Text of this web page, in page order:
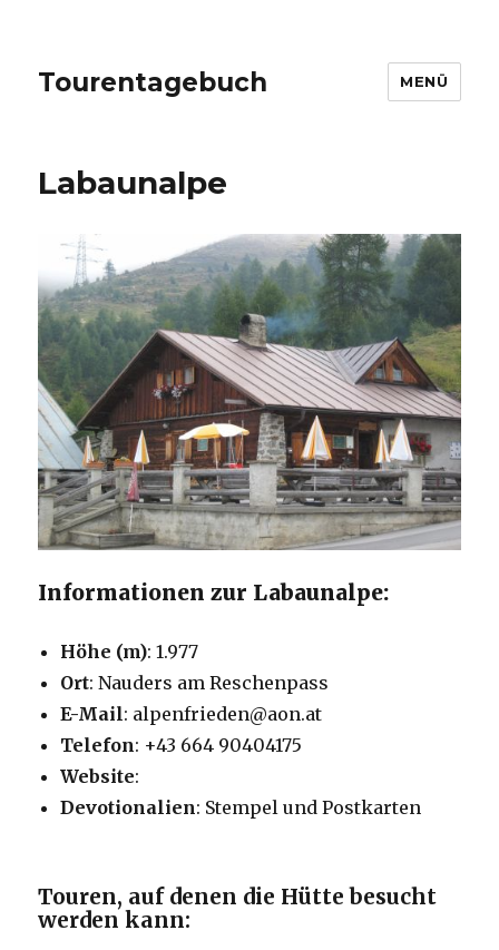
Tourentagebuch MENÜ
Labaunalpe
Informationen zur Labaunalpe:
Höhe (m): 1.977
Ort: Nauders am Reschenpass
E-Mail: alpenfrieden@aon.at
Telefon: +43 664 90404175
Website:
Devotionalien: Stempel und Postkarten
Touren, auf denen die Hütte besucht
werden kann: